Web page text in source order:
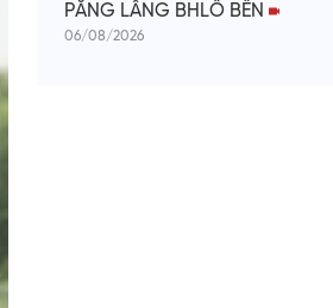
PĂNG LÂNG BHLÔ BỀN
06/08/2026